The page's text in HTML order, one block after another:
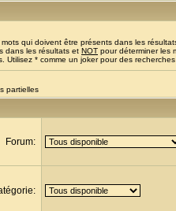
qui doivent être présents dans les
dans les résultats et NOT pour déterminer les
Utilisez * comme un joker pour des
partielles
Forum: